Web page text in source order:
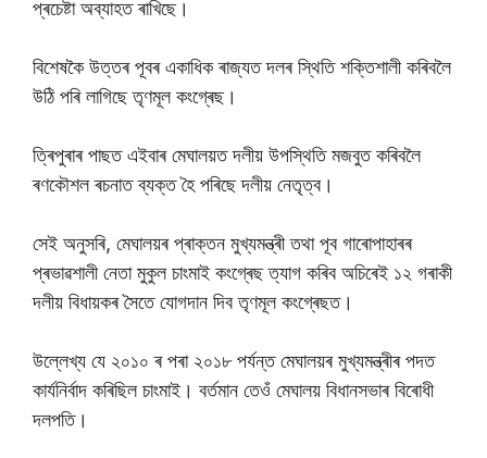
প্ৰচেষ্টা অব্যাহত ৰাখিছে।
বিশেষকৈ উত্তৰ পূবৰ একাধিক ৰাজ্যত দলৰ স্থিতি শক্তিশালী কৰিবলৈ
উঠি পৰি লাগিছে তৃণমূল কংগ্ৰেছ।
ত্ৰিপুৰাৰ পাছত এইবাৰ মেঘালয়ত দলীয় উপস্থিতি মজবুত কৰিবলৈ
ৰণকৌশল ৰচনাত ব্যক্ত হৈ পৰিছে দলীয় নেতৃত্ব।
সেই অনুসৰি, মেঘালয়ৰ প্ৰাক্তন মুখ্যমন্ত্ৰী তথা পূব গাৰোপাহাৰৰ
প্ৰভাৱশালী নেতা মুকুল চাংমাই কংগ্ৰেছ ত্যাগ কৰিব অচিৰেই ১২ গৰাকী
দলীয় বিধায়কৰ সৈতে যােগদান দিব তৃণমূল কংগ্ৰেছত।
উল্লেখ্য যে ২০১০ ৰ পৰা ২০১৮ পৰ্যন্ত মেঘালয়ৰ মুখ্যমন্ত্ৰীৰ পদত
কাৰ্যনিৰ্বাদ কৰিছিল চাংমাই। বৰ্তমান তেওঁ মেঘালয় বিধানসভাৰ বিৰোধী
দলপতি।